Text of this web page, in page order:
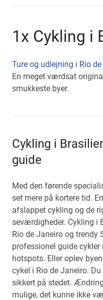
1x Cykling i
Ture og udlejning i Rio
En meget værdsat
smukkeste byer.
Cykling i
guide
Med den førende
set mere på kortere tid.
afslappet cykling og de
seværdigheder. Cykling i
Rio de Janeiro og trendy
professionel guide
hotspots. Eller oplev
cykel i Rio de Janeiro.
sikkert på stedet.
mulige, det kunne ikke